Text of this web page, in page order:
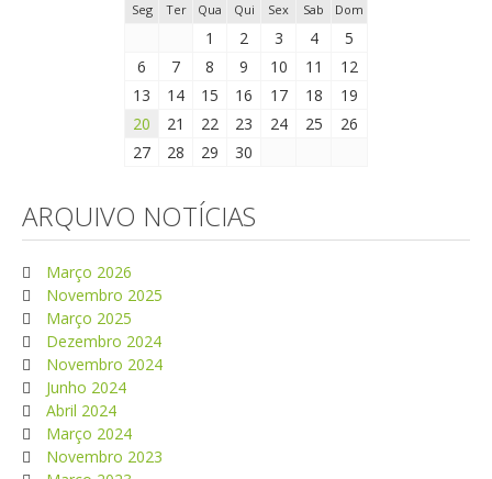
Seg Ter Qua Qui Sex Sab Dom
1 2 3 4
5
6
7 8 9 10 11
12
13
14 15 16 17 18
19
20
21 22 23 24 25
26
27
28 29 30
ARQUIVO NOTÍCIAS
Março 2026
Novembro 2025
Março 2025
Dezembro 2024
Novembro 2024
Junho 2024
Abril 2024
Março 2024
Novembro 2023